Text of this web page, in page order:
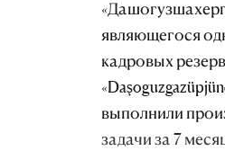
являющегося
кадровых
выполнили
задачи за 7